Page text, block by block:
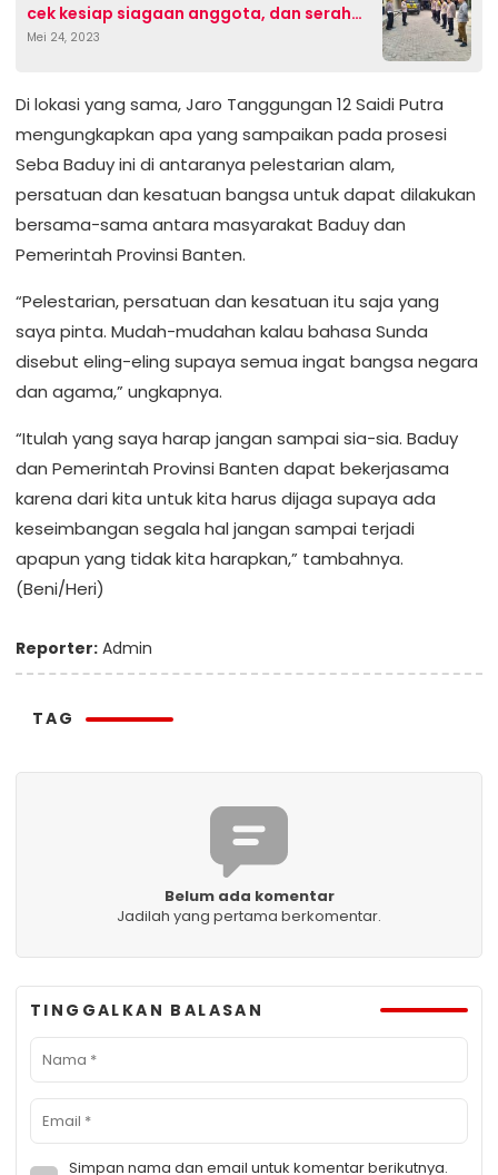
cek kesiap siagaan anggota, dan serah
terima Tugas jaga
Mei 24, 2023
Di lokasi yang sama, Jaro Tanggungan 12 Saidi Putra
mengungkapkan apa yang sampaikan pada prosesi
Seba Baduy ini di antaranya pelestarian alam,
persatuan dan kesatuan bangsa untuk dapat dilakukan
bersama-sama antara masyarakat Baduy dan
Pemerintah Provinsi Banten.
“Pelestarian, persatuan dan kesatuan itu saja yang
saya pinta. Mudah-mudahan kalau bahasa Sunda
disebut eling-eling supaya semua ingat bangsa negara
dan agama,” ungkapnya.
“Itulah yang saya harap jangan sampai sia-sia. Baduy
dan Pemerintah Provinsi Banten dapat bekerjasama
karena dari kita untuk kita harus dijaga supaya ada
keseimbangan segala hal jangan sampai terjadi
apapun yang tidak kita harapkan,” tambahnya.
(Beni/Heri)
Reporter: Admin
TAG
Belum ada komentar
Jadilah yang pertama berkomentar.
TINGGALKAN BALASAN
Simpan nama dan email untuk komentar berikutnya.